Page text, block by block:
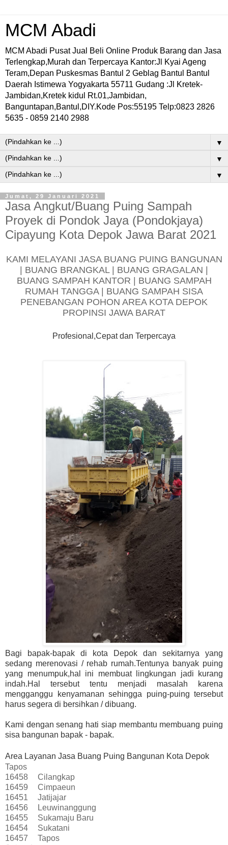
MCM Abadi
MCM Abadi Pusat Jual Beli Online Produk Barang dan Jasa
Terlengkap,Murah dan Terpercaya Kantor:Jl Kyai Ageng
Teram,Depan Puskesmas Bantul 2 Geblag Bantul Bantul
Daerah Istimewa Yogyakarta 55711 Gudang :Jl Kretek-
Jambidan,Kretek kidul Rt.01,Jambidan,
Banguntapan,Bantul,DIY.Kode Pos:55195 Telp:0823 2826
5635 - 0859 2140 2988
▼
▼
▼
Jumat, 29 Januari 2021
Jasa Angkut/Buang Puing Sampah
Proyek di Pondok Jaya (Pondokjaya)
Cipayung Kota Depok Jawa Barat 2021
KAMI MELAYANI JASA BUANG PUING BANGUNAN
| BUANG BRANGKAL | BUANG GRAGALAN |
BUANG SAMPAH KANTOR | BUANG SAMPAH
RUMAH TANGGA | BUANG SAMPAH SISA
PENEBANGAN POHON AREA KOTA DEPOK
PROPINSI JAWA BARAT
Profesional,Cepat dan Terpercaya
Bagi bapak-bapak di kota Depok dan sekitarnya yang
sedang merenovasi / rehab rumah.Tentunya banyak puing
yang menumpuk,hal ini membuat lingkungan jadi kurang
indah.Hal tersebut tentu menjadi masalah karena
mengganggu kenyamanan sehingga puing-puing tersebut
harus segera di bersihkan / dibuang.
Kami dengan senang hati siap membantu membuang puing
sisa bangunan bapak - bapak.
Area Layanan Jasa Buang Puing Bangunan Kota Depok
Tapos
16458
Cilangkap
16459
Cimpaeun
16451
Jatijajar
16456
Leuwinanggung
16455
Sukamaju Baru
16454
Sukatani
16457
Tapos